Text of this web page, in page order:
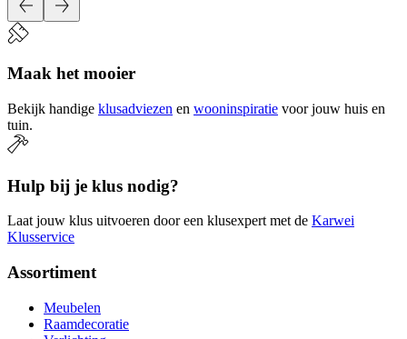
Maak het mooier
Bekijk handige klusadviezen en wooninspiratie voor jouw huis en
tuin.
Hulp bij je klus nodig?
Laat jouw klus uitvoeren door een klusexpert met de Karwei
Klusservice
Assortiment
Meubelen
Raamdecoratie